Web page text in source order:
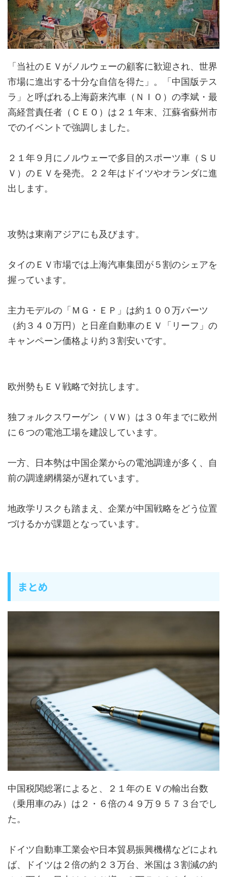
「当社のＥＶがノルウェーの顧客に歓迎され、世界
市場に進出する十分な自信を得た」。「中国版テス
ラ」と呼ばれる上海蔚来汽車（ＮＩＯ）の李斌・最
高経営責任者（ＣＥＯ）は２１年末、江蘇省蘇州市
でのイベントで強調しました。
２１年９月にノルウェーで多目的スポーツ車（ＳＵ
Ｖ）のＥＶを発売。２２年はドイツやオランダに進
出します。
攻勢は東南アジアにも及びます。
タイのＥＶ市場では上海汽車集団が５割のシェアを
握っています。
主力モデルの「ＭＧ・ＥＰ」は約１００万バーツ
（約３４０万円）と日産自動車のＥＶ「リーフ」の
キャンペーン価格より約３割安いです。
欧州勢もＥＶ戦略で対抗します。
独フォルクスワーゲン（ＶＷ）は３０年までに欧州
に６つの電池工場を建設しています。
一方、日本勢は中国企業からの電池調達が多く、自
前の調達網構築が遅れています。
地政学リスクも踏まえ、企業が中国戦略をどう位置
づけるかが課題となっています。
まとめ
中国税関総署によると、２１年のＥＶの輸出台数
（乗用車のみ）は２・６倍の４９万９５７３台でし
た。
ドイツ自動車工業会や日本貿易振興機構などによれ
ば、ドイツは２倍の約２３万台、米国は３割減の約